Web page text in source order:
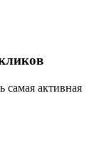
самая активная